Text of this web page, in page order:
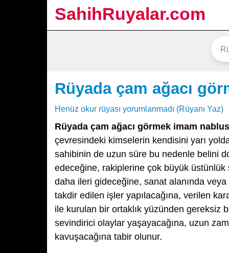
SahihRuyalar.com
Rüyada çam ağacı
Henüz okur rüyası yorumlanmadı (Rüyanı Yaz)
Rüyada çam ağacı görmek imam
çevresindeki kimselerin kendisini yarı
sahibinin de uzun süre bu nedenle belini
edeceğine, rakiplerine çok büyük üstünlük
daha ileri gideceğine, sanat alanında
takdir edilen işler yapılacağına, verilen
ile kurulan bir ortaklık yüzünden gereksiz
sevindirici olaylar yaşayacağına, uzun
kavuşacağına tabir olunur.